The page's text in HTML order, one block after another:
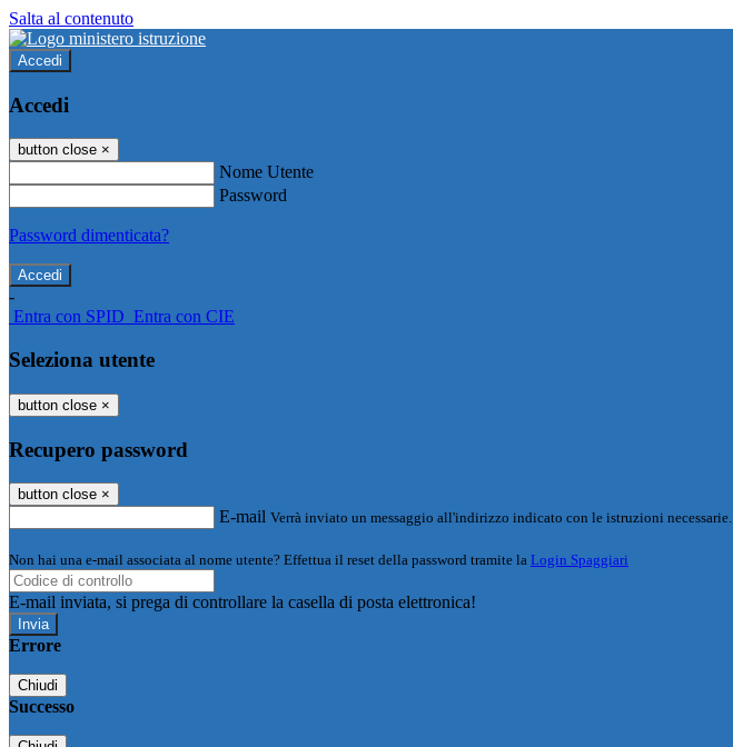
Salta al contenuto
Accedi
Accedi
button close ×
Nome Utente
Password
Password dimenticata?
-
Entra con SPID Entra con CIE
Seleziona utente
button close ×
Recupero password
button close ×
E-mail Verrà inviato un messaggio all'indirizzo indicato con le istruzioni necessarie.
Non hai una e-mail associata al nome utente? Effettua il reset della password tramite la Login Spaggiari
E-mail inviata, si prega di controllare la casella di posta elettronica!
Errore
Chiudi
Successo